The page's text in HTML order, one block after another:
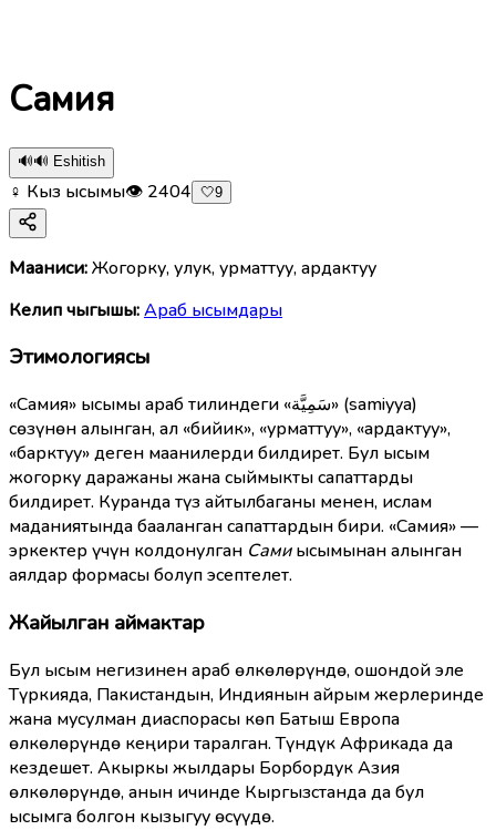
Самия
🔊🔊 Eshitish
♀ Кыз ысымы👁 2404 🤍9
Мааниcи:Жогорку, улук, урматтуу, ардактуу
Келип чыгышы:Араб ысымдары
Этимологиясы
«Самия» ысымы араб тилиндеги «سَمِيَّة» (samiyya)
сөзүнөн алынган, ал «бийик», «урматтуу», «ардактуу»,
«барктуу» деген маанилерди билдирет. Бул ысым
жогорку даражаны жана сыймыкты сапаттарды
билдирет. Куранда түз айтылбаганы менен, ислам
маданиятында бааланган сапаттардын бири. «Самия» —
эркектер үчүн колдонулган Самиысымынан алынган
аялдар формасы болуп эсептелет.
Жайылган аймактар
Бул ысым негизинен араб өлкөлөрүндө, ошондой эле
Түркияда, Пакистандын, Индиянын айрым жерлеринде
жана мусулман диаспорасы көп Батыш Европа
өлкөлөрүндө кеңири таралган. Түндүк Африкада да
кездешет. Акыркы жылдары Борбордук Азия
өлкөлөрүндө, анын ичинде Кыргызстанда да бул
ысымга болгон кызыгуу өсүүдө.